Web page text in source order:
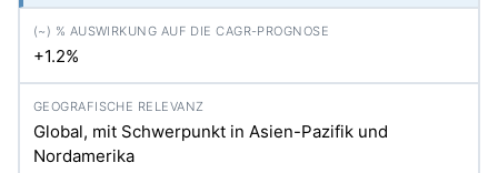
+1.2%
Global, mit Schwerpunkt in Asien-Pazifik und
Nordamerika